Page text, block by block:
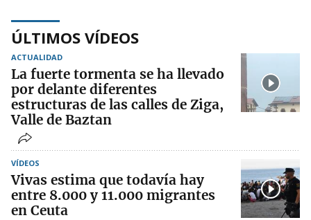
ÚLTIMOS VÍDEOS
ACTUALIDAD
La fuerte tormenta se ha llevado
por delante diferentes
estructuras de las calles de Ziga,
Valle de Baztan
VÍDEOS
Vivas estima que todavía hay
entre 8.000 y 11.000 migrantes
en Ceuta